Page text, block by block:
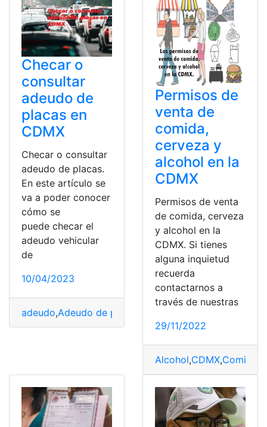
Checar o
consultar
adeudo de
placas en
CDMX
Checar o consultar
adeudo de placas.
En este artículo se
va a poder conocer
cómo se
puede checar el
adeudo vehicular
de
10/04/2023
adeudo,Adeudo de placas en CDMX
Permisos de
venta de
comida,
cerveza y
alcohol en la
CDMX
Permisos de venta
de comida, cerveza
y alcohol en la
CDMX. Si tienes
alguna inquietud
recuerda
contactarnos a
través de nuestras
29/11/2022
Alcohol,CDMX,Comida